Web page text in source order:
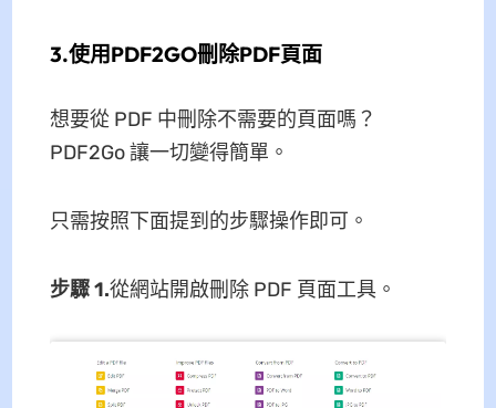
3.使用PDF2GO刪除PDF頁面
想要從 PDF 中刪除不需要的頁面嗎？
PDF2Go 讓一切變得簡單。
只需按照下面提到的步驟操作即可。
步驟 1.從網站開啟刪除 PDF 頁面工具。